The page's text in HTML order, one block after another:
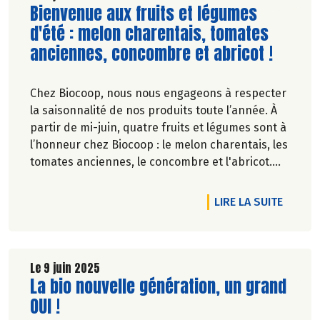
Lire la suite de l'article
Bienvenue aux fruits et légumes
d'été : melon charentais, tomates
anciennes, concombre et abricot !
Chez Biocoop, nous nous engageons à respecter
la saisonnalité de nos produits toute l’année. À
partir de mi-juin, quatre fruits et légumes sont à
l’honneur chez Biocoop : le melon charentais, les
tomates anciennes, le concombre et l'abricot.
LIRE LA SUITEDE
Le 9 juin 2025
Lire la suite de l'article
La bio nouvelle génération, un grand
OUI !